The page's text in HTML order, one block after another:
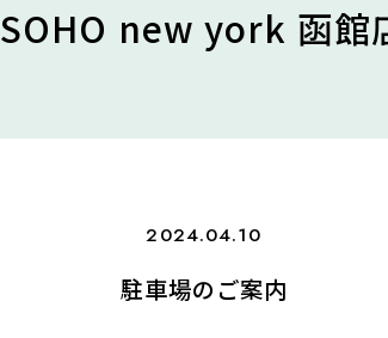
SOHO new york 函館
2024.04.10
駐車場のご案内